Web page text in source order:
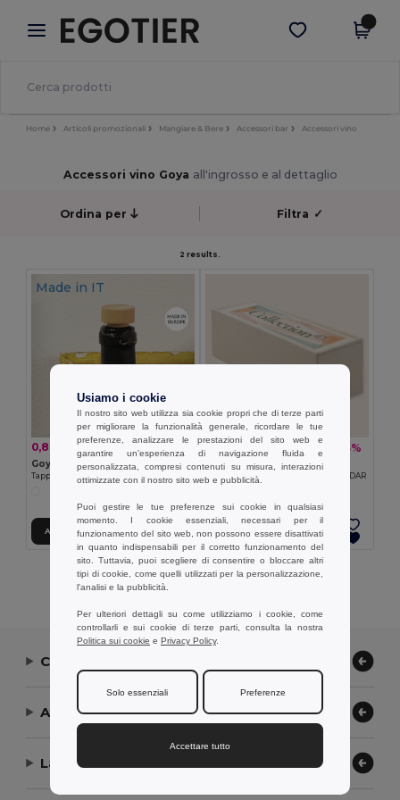
× App Egotier
Prezzi migliori sull'app!
Scarica app
Home Articoli promozionali Mangiare & Bere Accessori bar Accessori vino
Accessori vino Goya all'ingrosso e al dettaglio
Ordina per Filtra ✓
2 results.
Made in IT
0,80 € 1,11 € -28%
Goya 52532
Tappo per Bottiglia Vino in Faggio EU NEPAL
Aggiungi al carrello
5,97 € -23%
Goya 39558
Scatola in MDF per una bottiglia CEDAR
Aggiungi al carrello
Visualizzazione Di Tutti I Prodotti.
Contattaci
Aiuto or Assistenza
La nostra azienda
Usiamo i cookie
Il nostro sito web utilizza sia cookie propri che di terze parti
per migliorare la funzionalità generale, ricordare le tue
preferenze, analizzare le prestazioni del sito web e
garantire un'esperienza di navigazione fluida e
personalizzata, compresi contenuti su misura, interazioni
ottimizzate con il nostro sito web e pubblicità.
Puoi gestire le tue preferenze sui cookie in qualsiasi
momento. I cookie essenziali, necessari per il
funzionamento del sito web, non possono essere disattivati
in quanto indispensabili per il corretto funzionamento del
sito. Tuttavia, puoi scegliere di consentire o bloccare altri
tipi di cookie, come quelli utilizzati per la personalizzazione,
l'analisi e la pubblicità.
Per ulteriori dettagli su come utilizziamo i cookie, come
controllarli e sui cookie di terze parti, consulta la nostra
Politica sui cookie e Privacy Policy.
Solo essenziali Preferenze
Accettare tutto